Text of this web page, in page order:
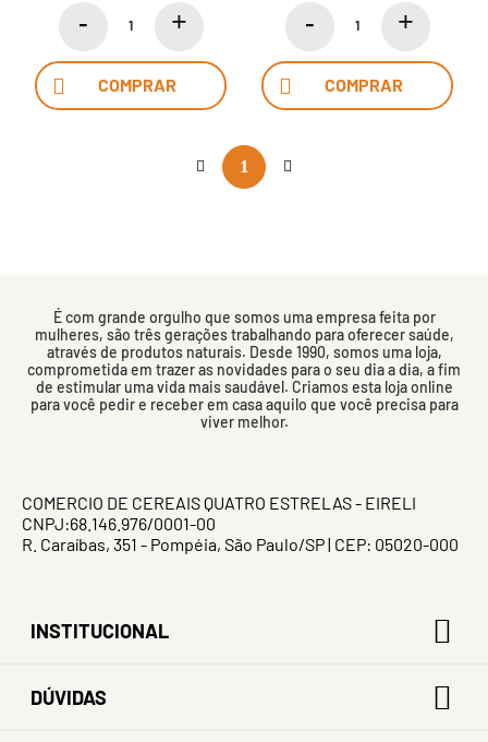
COMPRAR COMPRAR
1
É com grande orgulho que somos uma empresa feita por
mulheres, são três gerações trabalhando para oferecer saúde,
através de produtos naturais. Desde 1990, somos uma loja,
comprometida em trazer as novidades para o seu dia a dia, a fim
de estimular uma vida mais saudável. Criamos esta loja online
para você pedir e receber em casa aquilo que você precisa para
viver melhor.
COMERCIO DE CEREAIS QUATRO ESTRELAS - EIRELI
CNPJ:68.146.976/0001-00
R. Caraíbas, 351 - Pompéia, São Paulo/SP | CEP: 05020-000
INSTITUCIONAL
DÚVIDAS